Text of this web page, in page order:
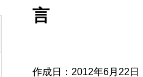
言
作成日：2012年6月22日